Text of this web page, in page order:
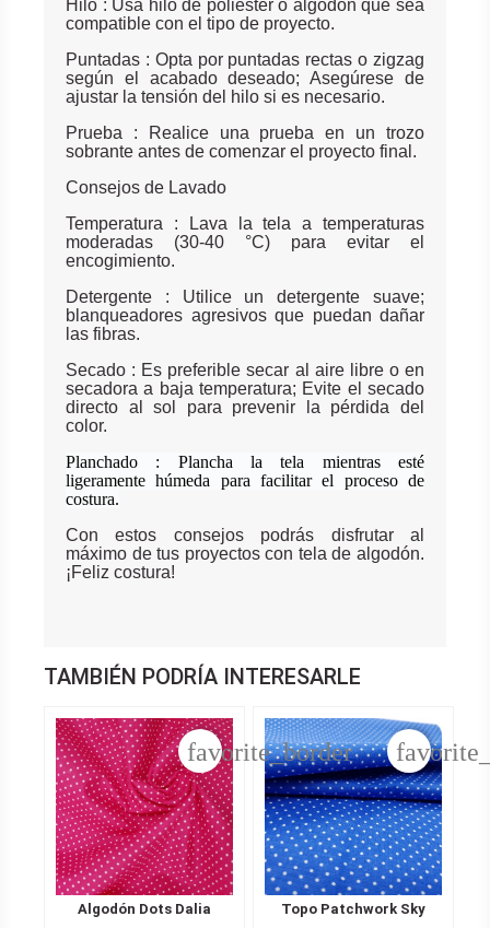
Hilo : Usa hilo de poliéster o algodón que sea
compatible con el tipo de proyecto.
Puntadas : Opta por puntadas rectas o zigzag
según el acabado deseado; Asegúrese de
ajustar la tensión del hilo si es necesario.
Prueba : Realice una prueba en un trozo
sobrante antes de comenzar el proyecto final.
Consejos de Lavado
Temperatura : Lava la tela a temperaturas
moderadas (30-40 °C) para evitar el
encogimiento.
Detergente : Utilice un detergente suave;
blanqueadores agresivos que puedan dañar
las fibras.
Secado : Es preferible secar al aire libre o en
secadora a baja temperatura; Evite el secado
directo al sol para prevenir la pérdida del
color.
Planchado : Plancha la tela mientras esté
ligeramente húmeda para facilitar el proceso de
costura.
Con estos consejos podrás disfrutar al
máximo de tus proyectos con tela de algodón.
¡Feliz costura!
TAMBIÉN PODRÍA INTERESARLE
Algodón Dots Dalia
favorite_border
Topo Patchwork Sky